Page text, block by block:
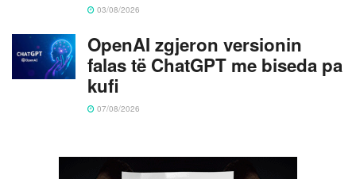
03/08/2026
OpenAI zgjeron versionin
falas të ChatGPT me biseda pa
kufi
07/08/2026